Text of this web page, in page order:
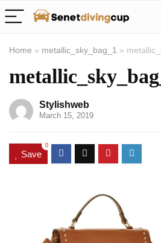
Home » metallic_sky_bag_1 »
Stylishweb
March 15, 2019
Save
0